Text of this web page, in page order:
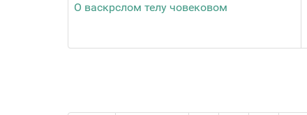
О васкрслом телу човековом